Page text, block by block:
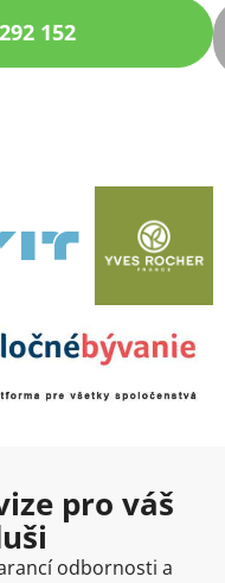
152
pro váš
odbornosti a